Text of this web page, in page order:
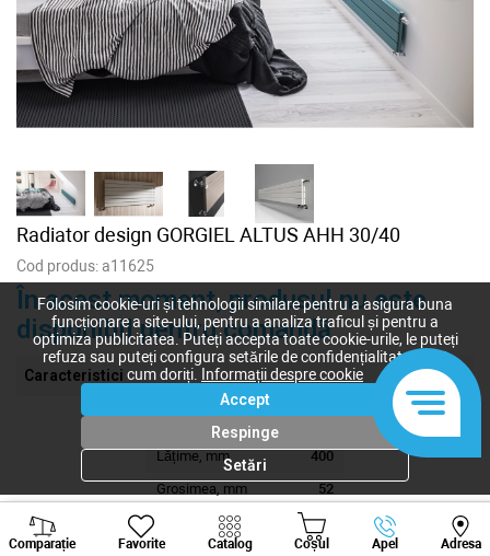
Radiator design GORGIEL ALTUS AHH 30/40
Cod produs:a11625
În acest moment, produsul nu este
disponibil pentru comandă
Caracteristici
Înalțimea, mm
Lățime, mm
400
Grosimea, mm
52
Dimensiuni tehnice
30/40
Comparație Favorite Catalog Coșul Apel Adresa
Viber Whatsapp
Folosim cookie-uri și tehnologii similare pentru a asigura buna
funcționare a site-ului, pentru a analiza traficul și pentru a
optimiza publicitatea. Puteți accepta toate cookie-urile, le puteți
refuza sau puteți configura setările de confidențialitate după
cum doriți.
Informații despre cookie
Accept
Respinge
Setări